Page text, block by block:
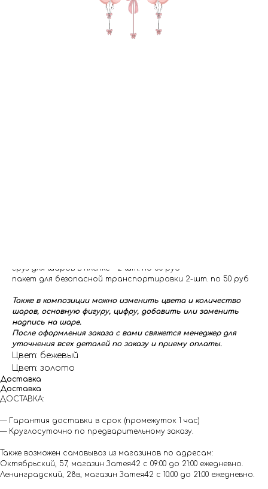
№ 4506 Набор шаров "Виктория" в
цвете крем и шампань
груз для шаров в пленке - 2 шт. по 50 руб
пакет для безопасной транспортировки 2-шт. по 50 руб
Также в композиции можно изменить цвета и количество
шаров, основную фигуру, цифру, добавить или заменить
надпись на шаре.
После оформления заказа с вами свяжется менеджер для
уточнения всех деталей по заказу и приему оплаты.
Цвет: бежевый
Цвет: золото
Доставка
Доставка
ДОСТАВКА:
— Гарантия доставки в срок (промежуток 1 час)
— Круглосуточно по предварительному заказу.
Также возможен самовывоз из магазинов по адресам:
Октябрьский, 57, магазин Затея42 с 09:00 до 21:00 ежедневно.
Ленинградский, 28в, магазин Затея42 с 10:00 до 21:00 ежедневно.